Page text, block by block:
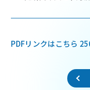
PDFリンクはこちら